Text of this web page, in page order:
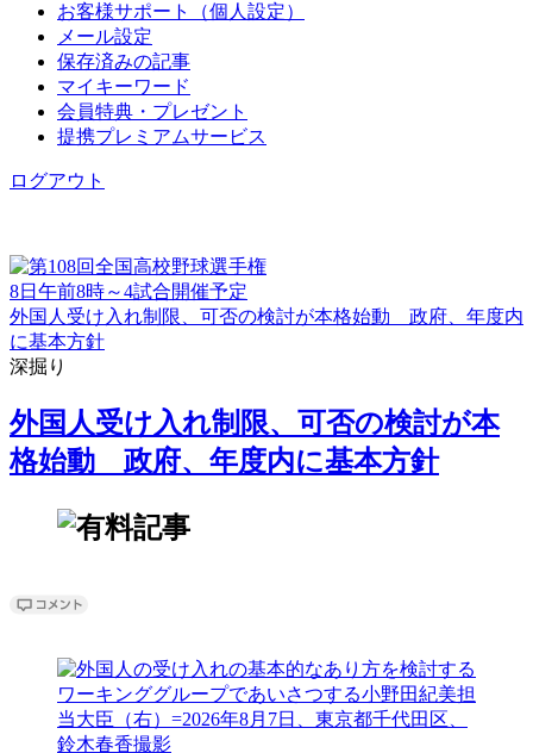
お客様サポート（個人設定）
メール設定
保存済みの記事
マイキーワード
会員特典・プレゼント
提携プレミアムサービス
ログアウト
8日午前8時～4試合開催予定
外国人受け入れ制限、可否の検討が本格始動 政府、年度内
に基本方針
深掘り
外国人受け入れ制限、可否の検討が本
格始動 政府、年度内に基本方針